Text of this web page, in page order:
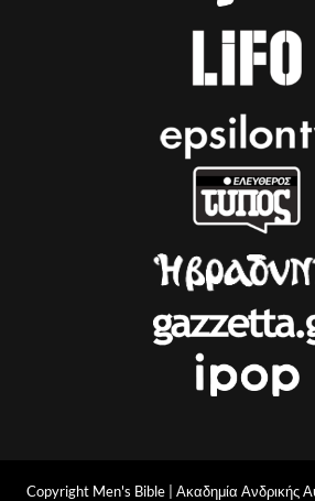
Copyright Men's Bible | Ακαδημία Ανδρικής